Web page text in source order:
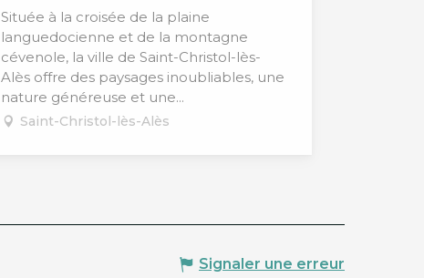
Située à la croisée de la plaine
languedocienne et de la montagne
cévenole, la ville de Saint-Christol-lès-
Alès offre des paysages inoubliables, une
nature généreuse et une...
Saint-Christol-lès-Alès
Signaler une erreur